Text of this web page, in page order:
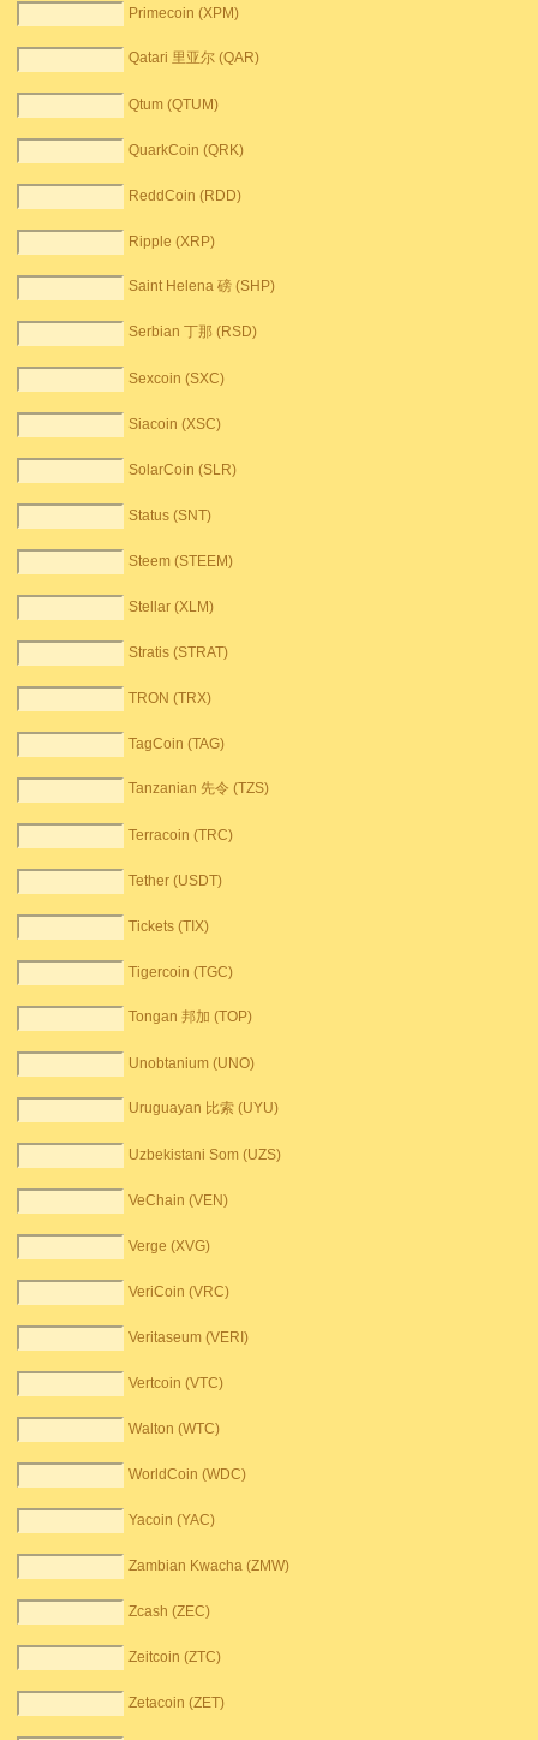
Primecoin (XPM)
Qatari 里亚尔 (QAR)
Qtum (QTUM)
QuarkCoin (QRK)
ReddCoin (RDD)
Ripple (XRP)
Saint Helena 磅 (SHP)
Serbian 丁那 (RSD)
Sexcoin (SXC)
Siacoin (XSC)
SolarCoin (SLR)
Status (SNT)
Steem (STEEM)
Stellar (XLM)
Stratis (STRAT)
TRON (TRX)
TagCoin (TAG)
Tanzanian 先令 (TZS)
Terracoin (TRC)
Tether (USDT)
Tickets (TIX)
Tigercoin (TGC)
Tongan 邦加 (TOP)
Unobtanium (UNO)
Uruguayan 比索 (UYU)
Uzbekistani Som (UZS)
VeChain (VEN)
Verge (XVG)
VeriCoin (VRC)
Veritaseum (VERI)
Vertcoin (VTC)
Walton (WTC)
WorldCoin (WDC)
Yacoin (YAC)
Zambian Kwacha (ZMW)
Zcash (ZEC)
Zeitcoin (ZTC)
Zetacoin (ZET)